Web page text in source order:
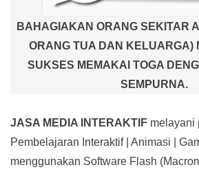
BAHAGIAKAN ORANG SEKITAR
ORANG TUA DAN KELUARGA)
SUKSES MEMAKAI TOGA
SEMPURNA.
JASA MEDIA INTERAKTIF melayani
Pembelajaran Interaktif| Animasi |
menggunakan Software Flash